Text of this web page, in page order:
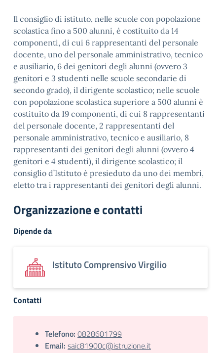
Il consiglio di istituto, nelle scuole con popolazione
scolastica fino a 500 alunni, è costituito da 14
componenti, di cui 6 rappresentanti del personale
docente, uno del personale amministrativo, tecnico
e ausiliario, 6 dei genitori degli alunni (ovvero 3
genitori e 3 studenti nelle scuole secondarie di
secondo grado), il dirigente scolastico; nelle scuole
con popolazione scolastica superiore a 500 alunni è
costituito da 19 componenti, di cui 8 rappresentanti
del personale docente, 2 rappresentanti del
personale amministrativo, tecnico e ausiliario, 8
rappresentanti dei genitori degli alunni (ovvero 4
genitori e 4 studenti), il dirigente scolastico; il
consiglio d’Istituto è presieduto da uno dei membri,
eletto tra i rappresentanti dei genitori degli alunni.
Organizzazione e contatti
Dipende da
Istituto Comprensivo Virgilio
Contatti
Telefono: 0828601799
Email: saic81900c@istruzione.it